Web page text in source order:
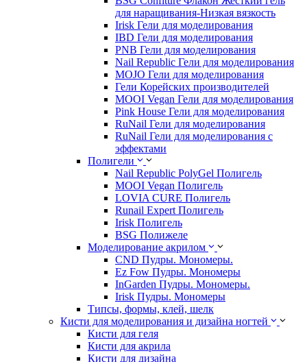
для наращивания-Низкая вязкость
Irisk Гели для моделирования
IBD Гели для моделирования
PNB Гели для моделирования
Nail Republic Гели для моделирования
MOJO Гели для моделирования
Гели Корейских производителей
MOOI Vegan Гели для моделирования
Pink House Гели для моделирования
RuNail Гели для моделирования
RuNail Гели для моделирования с
эффектами
Полигели
Nail Republic PolyGel Полигель
MOOI Vegan Полигель
LOVIA CURE Полигель
Runail Expert Полигель
Irisk Полигель
BSG Полижеле
Моделирование акрилом
CND Пудры. Мономеры.
Ez Fow Пудры. Мономеры
InGarden Пудры. Мономеры.
Irisk Пудры. Мономеры
Типсы, формы, клей, шелк
Кисти для моделирования и дизайна ногтей
Кисти для геля
Кисти для акрила
Кисти для дизайна